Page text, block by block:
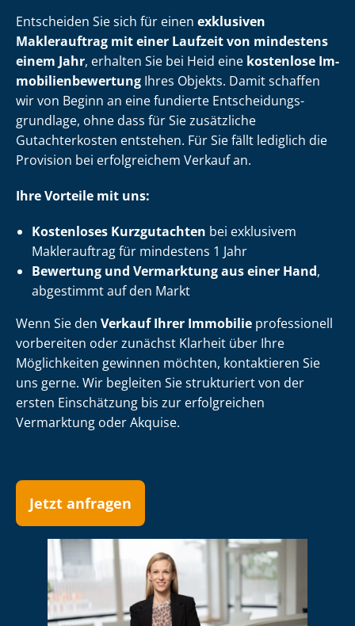
Entscheiden Sie sich für einen exklusiven
Maklerauftrag mit einer Laufzeit von mindestens
einem Jahr, erhalten Sie bei Heid eine kostenlose Im­
mo­bi­li­en­be­wer­tung Ihres Objekts. Damit schaffen
wir von Beginn an eine fundierte Ent­schei­dungs­
grund­la­ge, ohne dass für Sie zusätzliche
Gutachterkosten entstehen. Für Sie fällt lediglich die
Provision bei erfolgreichem Verkauf an.
Ihre Vorteile mit uns:
Kostenloses Kurzgutachten bei exklusivem
Maklerauftrag für mindestens 1 Jahr
Bewertung und Vermarktung aus einer Hand,
abgestimmt auf den Markt
Wenn Sie den Verkauf Ihrer Immobilie professionell
vorbereiten oder zunächst Klarheit über Ihre
Möglichkeiten gewinnen möchten, kontaktieren Sie
uns gerne. Wir begleiten Sie strukturiert von der
ersten Einschätzung bis zur erfolgreichen
Vermarktung oder Akquise.
Jetzt anfragen